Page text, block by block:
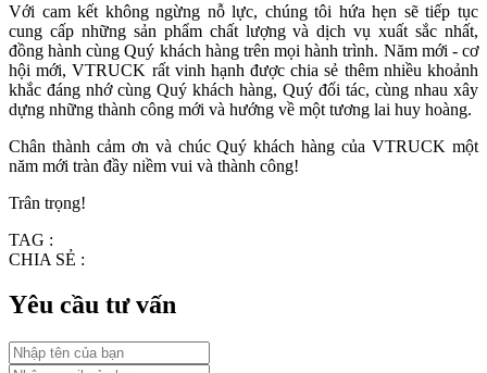
Với cam kết không ngừng nỗ lực, chúng tôi hứa hẹn sẽ tiếp tục
cung cấp những sản phẩm chất lượng và dịch vụ xuất sắc nhất,
đồng hành cùng Quý khách hàng trên mọi hành trình. Năm mới - cơ
hội mới, VTRUCK rất vinh hạnh được chia sẻ thêm nhiều khoảnh
khắc đáng nhớ cùng Quý khách hàng, Quý đối tác, cùng nhau xây
dựng những thành công mới và hướng về một tương lai huy hoàng.
Chân thành cảm ơn và chúc Quý khách hàng của VTRUCK một
năm mới tràn đầy niềm vui và thành công!
Trân trọng!
TAG :
CHIA SẺ :
Yêu cầu tư vấn